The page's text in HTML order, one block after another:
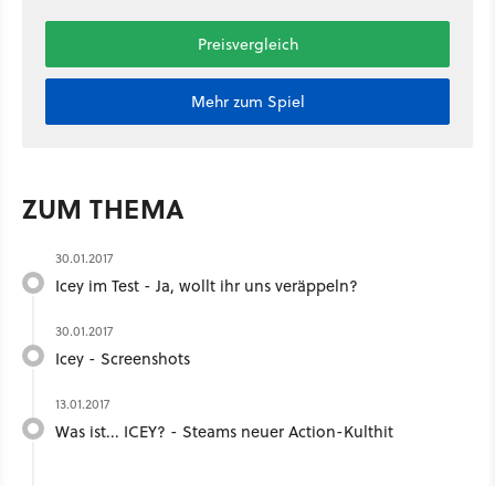
Preisvergleich
Mehr zum Spiel
ZUM THEMA
30.01.2017
Icey im Test - Ja, wollt ihr uns veräppeln?
30.01.2017
Icey - Screenshots
13.01.2017
Was ist... ICEY? - Steams neuer Action-Kulthit